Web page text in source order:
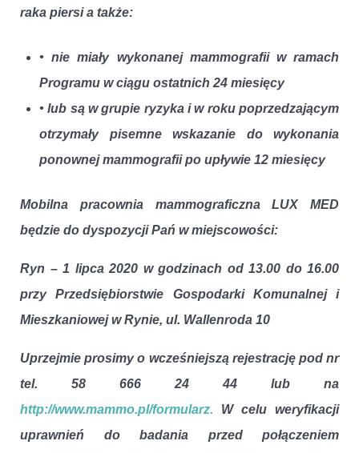
raka piersi a także:
• nie miały wykonanej mammografii w ramach
Programu w ciągu ostatnich 24 miesięcy
• lub są w grupie ryzyka i w roku poprzedzającym
otrzymały pisemne wskazanie do wykonania
ponownej mammografii po upływie 12 miesięcy
Mobilna pracownia mammograficzna LUX MED
będzie do dyspozycji Pań w miejscowości:
Ryn – 1 lipca 2020 w godzinach od 13.00 do 16.00
przy Przedsiębiorstwie Gospodarki Komunalnej i
Mieszkaniowej w Rynie, ul. Wallenroda 10
Uprzejmie prosimy o wcześniejszą rejestrację pod nr
tel. 58 666 24 44 lub na
http://www.mammo.pl/formularz. W celu weryfikacji
uprawnień do badania przed połączeniem